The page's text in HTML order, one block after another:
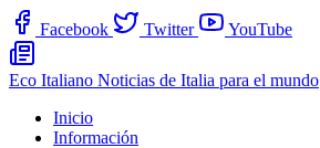
Facebook Twitter YouTube
Eco Italiano Noticias de Italia para el mundo
Inicio
Información